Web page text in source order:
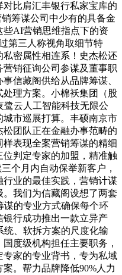
比肩汇丰银行私家宝库的
筹谋公司中少有的具备金
AI营销思维指点下的资
第三人称视角取细节特
密属性相连系！史杰松还
销征询公司参谋及董事职
信藏阁供给从品牌筹谋、
理方案。小棉袄集团（股
鹭云人工智能科技无限公
市巡展打算。丰硕南京市
团队正在金融办事范畴的
表现全案营销筹谋的精细
判定专家的加盟，精准触
个月内自动保举新客户，
业的最佳实践，营销计谋
我们为信藏阁设想了两套
的专业方式确保每个环
行成功推出一款立异产
、软拆方案的尺度化输
度级机构担任主要职务，
家的专业背书，专为私域
。帮力品牌降低90%人力